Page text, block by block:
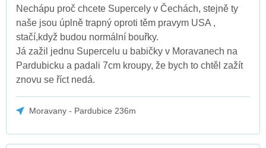
Nechápu proč chcete Supercely v Čechách, stejně ty
naše jsou úplně trapný oproti těm pravym USA ,
stačí,když budou normální bouřky.
Já zažil jednu Supercelu u babičky v Moravanech na
Pardubicku a padali 7cm kroupy, že bych to chtěl zažít
znovu se říct nedá.
Moravany - Pardubice 236m